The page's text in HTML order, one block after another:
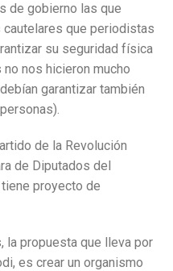
de gobierno las que
que periodistas
su seguridad física
nos hicieron mucho
garantizar también
de la Revolución
de Diputados del
proyecto de
la propuesta que lleva por
es crear un organismo